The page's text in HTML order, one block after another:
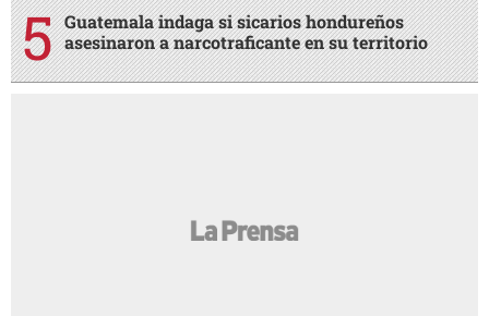
Guatemala indaga si sicarios hondureños
asesinaron a narcotraficante en su territorio